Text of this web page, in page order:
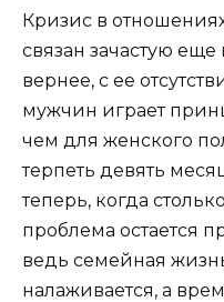
Кризис в
связан зачастую
вернее, с ее
мужчин играет
чем для женского
терпеть девять
теперь, когда
проблема остается
ведь семейная
налаживается, а